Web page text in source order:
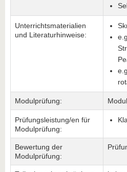
Unterrichtsmaterialien
und Literaturhinweise:
Modulprüfung:
Prüfungsleistung/en für
Modulprüfung:
Bewertung der
Modulprüfung: